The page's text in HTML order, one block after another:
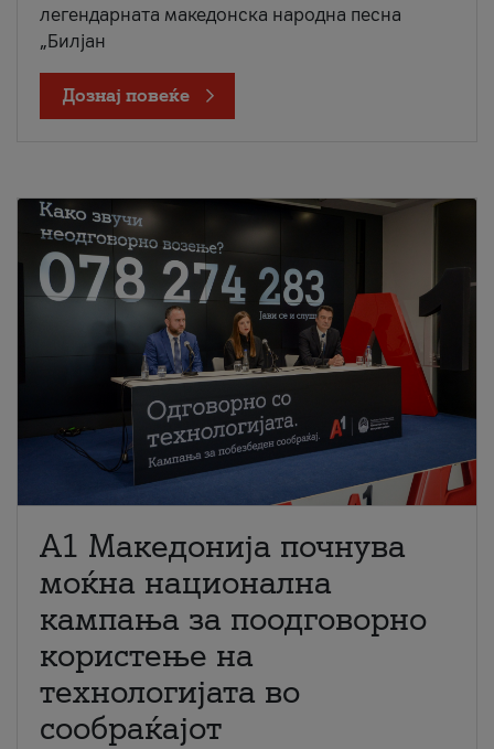
легендарната македонска народна песна
„Билјан
Дознај повеќе
A1 Македонија почнува
моќна национална
кампања за поодговорно
користење на
технологијата во
сообраќајот